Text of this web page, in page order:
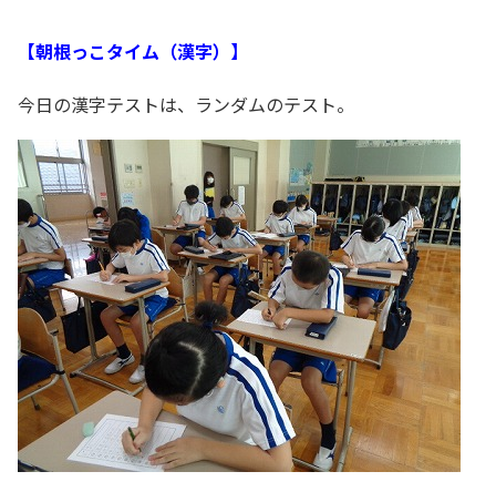
【朝根っこタイム（漢字）】
今日の漢字テストは、ランダムのテスト。